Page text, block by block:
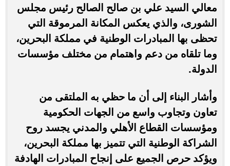
معالي السيد علي بن صالح الصالح رئيس مجلس
الشورى، والذي يعكس المكانة المرموقة التي
تحظى بها المبادرات الوطنية في مملكة البحرين،
وما تلقاه من دعم واهتمام من مختلف مؤسسات
الدولة.
وأشار البناء إلى أن ما حظي به الملتقى من
تعاون وتجاوب واسع من الجهات الحكومية
ومؤسسات القطاع الأهلي والمدني يجسد روح
الشراكة الوطنية التي تتميز بها مملكة البحرين،
ويؤكد حرص الجميع على إنجاح المبادرات الهادفة